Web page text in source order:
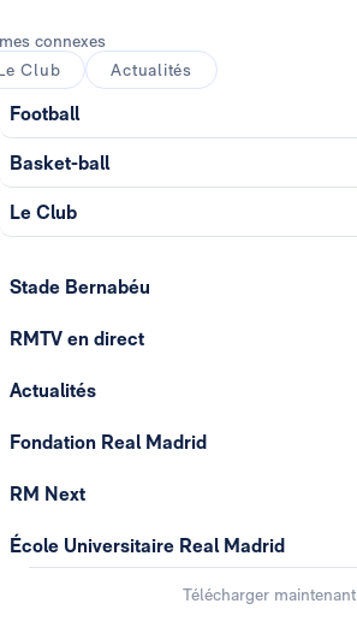
connexes
Club
Actualités
Football
Basket-ball
Le Club
Stade Bernabéu
RMTV en direct
Actualités
Fondation Real Madrid
RM Next
École Universitaire Real Madrid
Télécharger maintenant